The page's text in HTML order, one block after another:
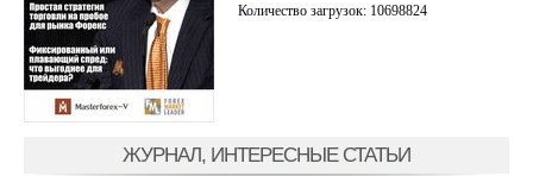
Количество загрузок: 10698824
ЖУРНАЛ, ИНТЕРЕСНЫЕ СТАТЬИ